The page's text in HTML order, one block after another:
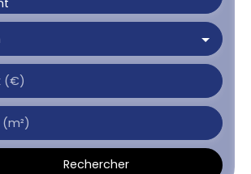
(€)
Rechercher